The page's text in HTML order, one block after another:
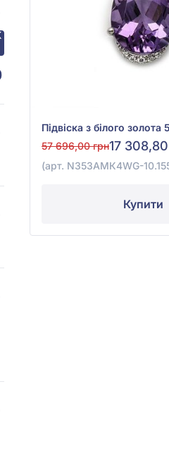
57 696,00 грн17
(арт. N353AMК4WG-
Купити